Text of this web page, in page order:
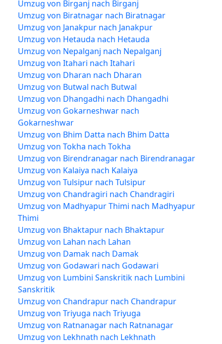
Umzug von Birganj nach Birganj
Umzug von Biratnagar nach Biratnagar
Umzug von Janakpur nach Janakpur
Umzug von Hetauda nach Hetauda
Umzug von Nepalganj nach Nepalganj
Umzug von Itahari nach Itahari
Umzug von Dharan nach Dharan
Umzug von Butwal nach Butwal
Umzug von Dhangadhi nach Dhangadhi
Umzug von Gokarneshwar nach
Gokarneshwar
Umzug von Bhim Datta nach Bhim Datta
Umzug von Tokha nach Tokha
Umzug von Birendranagar nach Birendranagar
Umzug von Kalaiya nach Kalaiya
Umzug von Tulsipur nach Tulsipur
Umzug von Chandragiri nach Chandragiri
Umzug von Madhyapur Thimi nach Madhyapur
Thimi
Umzug von Bhaktapur nach Bhaktapur
Umzug von Lahan nach Lahan
Umzug von Damak nach Damak
Umzug von Godawari nach Godawari
Umzug von Lumbini Sanskritik nach Lumbini
Sanskritik
Umzug von Chandrapur nach Chandrapur
Umzug von Triyuga nach Triyuga
Umzug von Ratnanagar nach Ratnanagar
Umzug von Lekhnath nach Lekhnath